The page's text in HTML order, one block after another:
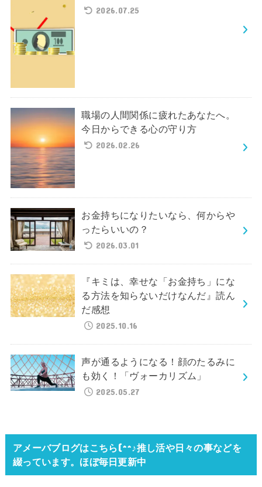
2026.07.25
職場の人間関係に疲れたあなたへ。
今日からできる心の守り方
2026.02.26
お金持ちになりたいなら、何からや
ったらいいの？
2026.03.01
『キミは、幸せな「お金持ち」にな
る方法を知らないだけなんだ』読ん
だ感想
2025.10.16
声が通るようになる！顔のたるみに
も効く！「ヴォーカリズム」
2025.05.27
アメーバブログはこちら(^^♪推し活や日々の事などを
綴っています。ほぼ毎日更新中